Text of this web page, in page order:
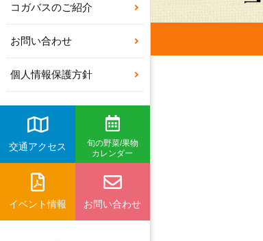
コガバスのご紹介
お問い合わせ
個人情報保護方針
交通アクセス
旬の野菜/果物
カレンダー
イベント情報 お問い合わせ